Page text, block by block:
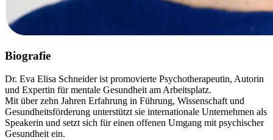
Biografie
Dr. Eva Elisa Schneider ist promovierte Psychotherapeutin, Autorin
und Expertin für mentale Gesundheit am Arbeitsplatz.
Mit über zehn Jahren Erfahrung in Führung, Wissenschaft und
Gesundheitsförderung unterstützt sie internationale Unternehmen als
Speakerin und setzt sich für einen offenen Umgang mit psychischer
Gesundheit ein.